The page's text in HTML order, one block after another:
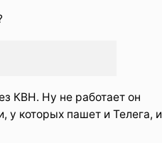
КВН. Ну не работает он
у которых пашет и Телега, и